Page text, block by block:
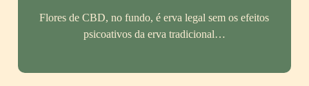
Flores de CBD, no fundo, é erva legal sem os efeitos
psicoativos da erva tradicional…